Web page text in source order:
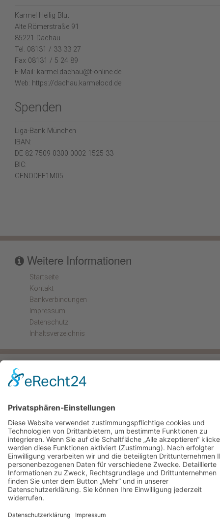
Karmel Heilig Blut
Alte Römerstraße 91
85221 Dachau
Tel. 08131 / 33 33 27
Fax 08131 / 5 24 89
E-Mail: karmel.dachau@t-online.de
Web: https://dachau.karmelocd.de
Spenden
Liga-Bank München
IBAN:
DE 82 7509 0300 0002 1525 33
BIC:
GENODEF1M05
Weitere Informationen
Startseite
Kontakt
Bankverbindungen
Impressum
Datenschutz
Inhaltsverzeichnis